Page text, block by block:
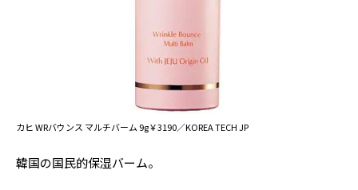
カヒ WRバウンス マルチバーム 9g￥3190／KOREA TECH JP
韓国の国民的保湿バーム。